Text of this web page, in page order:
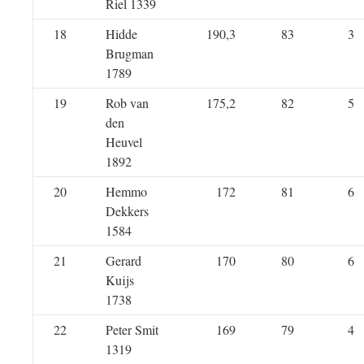
Riel 1339
18
Hidde
Brugman
1789
190,3 83 3
19
Rob van
den
Heuvel
1892
175,2 82 5
20
Hemmo
Dekkers
1584
172 81 6
21
Gerard
Kuijs
1738
170 80 6
22
Peter Smit
1319
169 79 4